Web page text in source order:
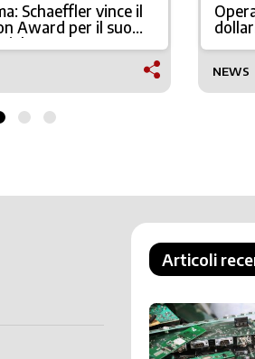
Schaeffler vince il
Award per il suo
NEWS
Articoli